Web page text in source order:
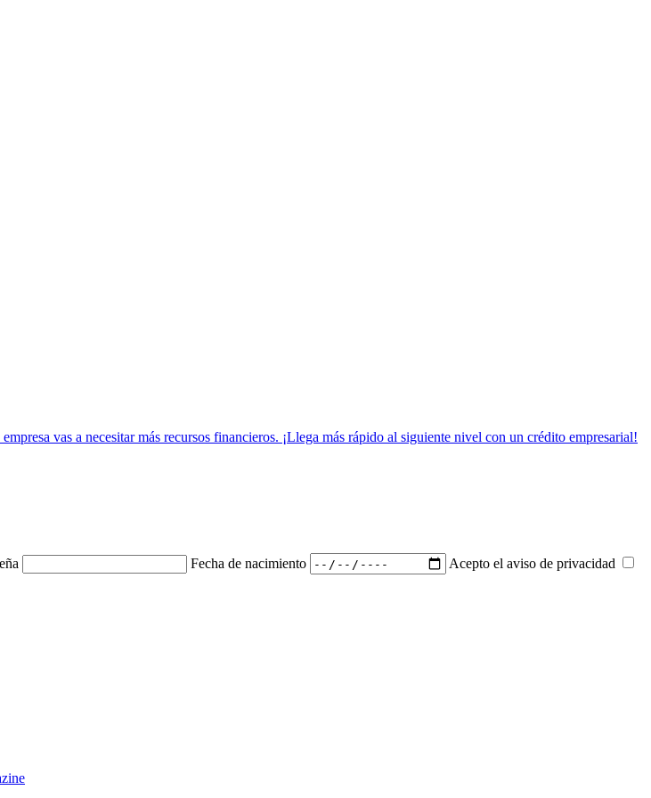
vas a necesitar más recursos financieros. ¡Llega más rápido al siguiente nivel con un crédito empresarial!
Fecha de nacimiento Acepto el aviso de privacidad